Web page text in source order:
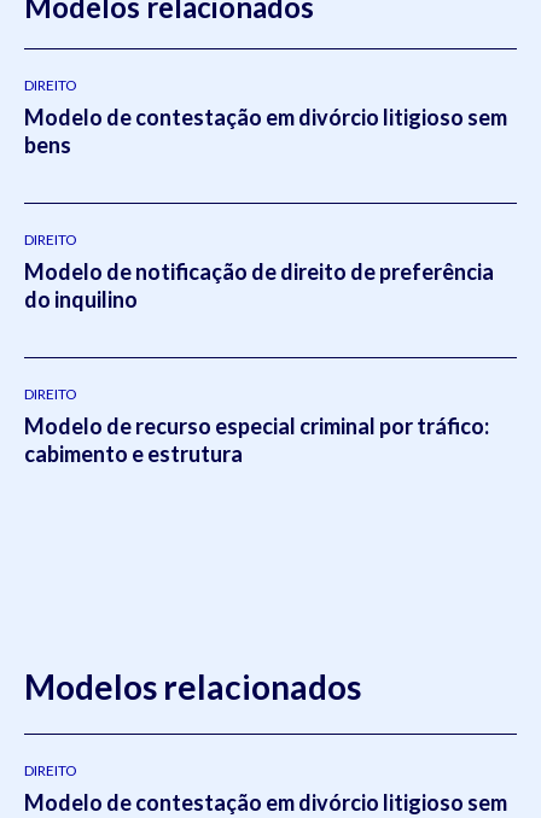
DIREITO
Modelo de contestação em divórcio litigioso sem
bens
DIREITO
Modelo de notificação de direito de preferência
do inquilino
DIREITO
Modelo de recurso especial criminal por tráfico:
cabimento e estrutura
Modelos relacionados
DIREITO
Modelo de contestação em divórcio litigioso sem